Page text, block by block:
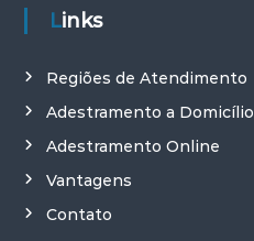
Links
Regiões de Atendimento
Adestramento a Domicílio
Adestramento Online
Vantagens
Contato